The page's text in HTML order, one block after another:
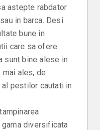
astepte rabdator
in barca. Desi
bune in
care sa ofere
sunt bine alese in
ales, de
pestilor cautati in
diversificata